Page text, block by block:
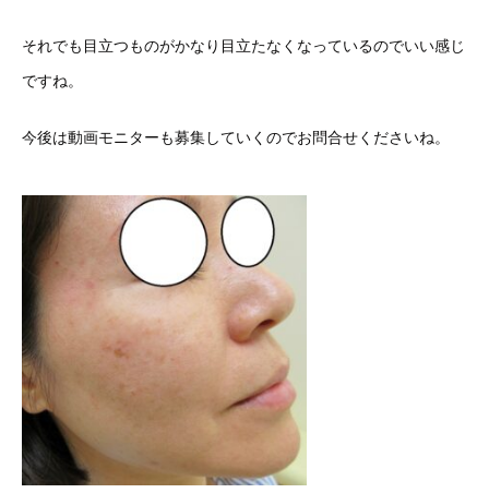
それでも目立つものがかなり目立たなくなっているのでいい感じ
ですね。
今後は動画モニターも募集していくのでお問合せくださいね。